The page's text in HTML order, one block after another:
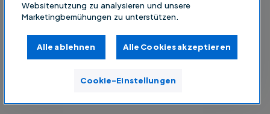
Websitenutzung zu analysieren und unsere
Marketingbemühungen zu unterstützen.
Alle ablehnen Alle Cookies akzeptieren
Cookie-Einstellungen